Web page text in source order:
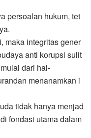
persoalan hukum, tet
maka integritas gener
anti korupsi sulit
dari hal-
menanamkan i
tidak hanya menjad
fondasi utama dalam